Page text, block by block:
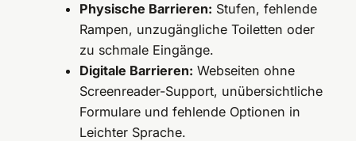
Physische Barrieren: Stufen, fehlende
Rampen, unzugängliche Toiletten oder
zu schmale Eingänge.
Digitale Barrieren: Webseiten ohne
Screenreader-Support, unübersichtliche
Formulare und fehlende Optionen in
Leichter Sprache.